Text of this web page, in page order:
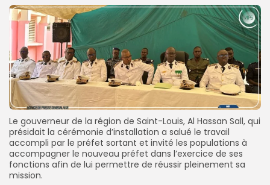
Le gouverneur de la région de Saint-Louis, Al Hassan Sall, qui
présidait la cérémonie d’installation a salué le travail
accompli par le préfet sortant et invité les populations à
accompagner le nouveau préfet dans l’exercice de ses
fonctions afin de lui permettre de réussir pleinement sa
mission.